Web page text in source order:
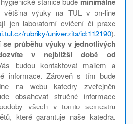
většina výuky na TUL v on-line
jen laboratorní cvičení či praxe
rubriky/univerzita/id:112190).
průběhu výuky v jednotlivých
v nejbližší době od
budou kontaktovat mailem a
informace. Zároveň s tím bude
na webu katedry zveřejněn
obsahovat stručné informace
všech v tomto semestru
které garantuje naše katedra.